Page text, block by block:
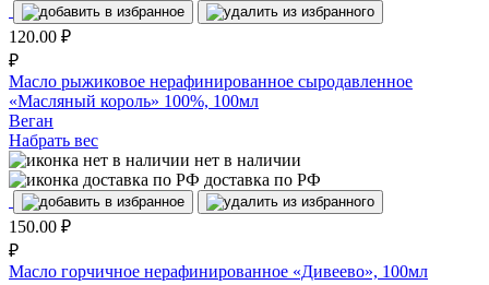
120.00 ₽
₽
Масло рыжиковое нерафинированное сыродавленное
«Масляный король» 100%, 100мл
Веган
Набрать вес
нет в наличии
доставка по РФ
150.00 ₽
₽
Масло горчичное нерафинированное «Дивеево», 100мл